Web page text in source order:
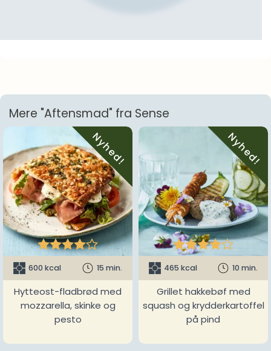
Mere "Aftensmad" fra Sense
Nyhed!

600 kcal 15 min.
Hytteost-fladbrød med
mozzarella, skinke og
pesto
Nyhed!

465 kcal 10 min.
Grillet hakkebøf med
squash og krydderkartoffel
på pind